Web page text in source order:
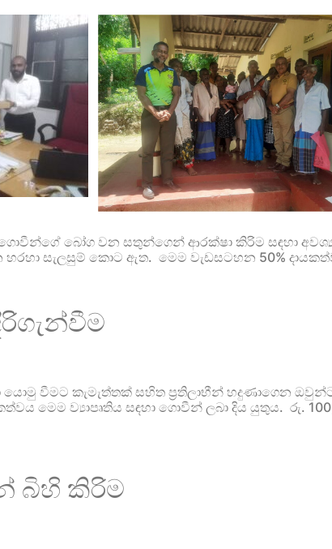
බෝග වන සතුන්ගෙන් ආරක්ෂා කිරිම සඳහා
හරහා සැලසුම් කොට ඇත. මෙම වැඩසටහන 50%
වීමට කැමැත්තක් සහිත ප්‍රතිලාභීන් හදුණාගෙන
මෙම ව්‍යාපෘතිය සඳහා ගොවීන් ලබා දිය යුතුය. රු.
බිහි කිරිම